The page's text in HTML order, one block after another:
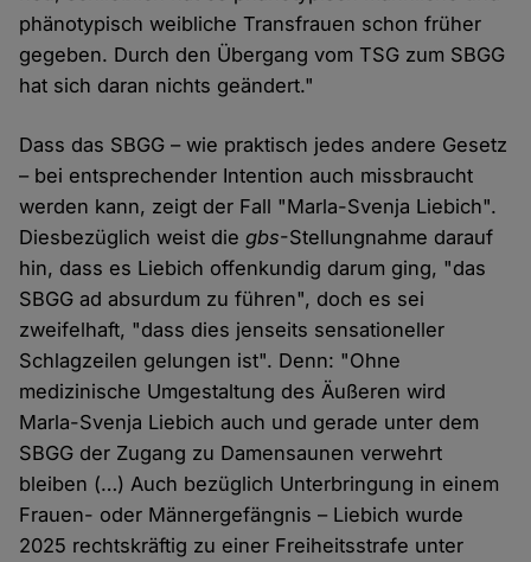
phänotypisch weibliche Transfrauen schon früher
gegeben. Durch den Übergang vom TSG zum SBGG
hat sich daran nichts geändert."
Dass das SBGG – wie praktisch jedes andere Gesetz
– bei entsprechender Intention auch missbraucht
werden kann, zeigt der Fall "Marla-Svenja Liebich".
Diesbezüglich weist diegbs-Stellungnahme darauf
hin, dass es Liebich offenkundig darum ging, "das
SBGG ad absurdum zu führen", doch es sei
zweifelhaft, "dass dies jenseits sensationeller
Schlagzeilen gelungen ist". Denn: "Ohne
medizinische Umgestaltung des Äußeren wird
Marla-Svenja Liebich auch und gerade unter dem
SBGG der Zugang zu Damensaunen verwehrt
bleiben (…) Auch bezüglich Unterbringung in einem
Frauen- oder Männergefängnis – Liebich wurde
2025 rechtskräftig zu einer Freiheitsstrafe unter